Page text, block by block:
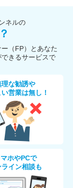
ネルの
（FP）とあなた
きるサービスで
理な勧誘や
い営業は無し！
マホやPCで
イン相談も